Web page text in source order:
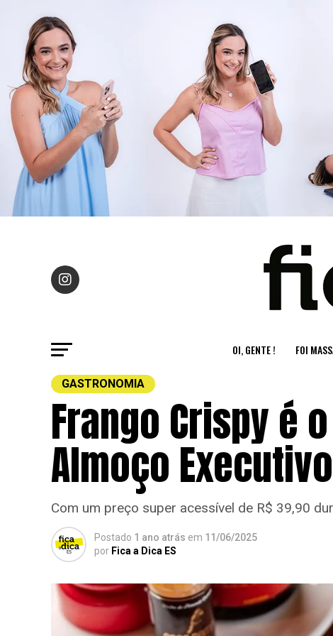
OI, GENTE ! FOI
GASTRONOMIA
Frango Crispy é
Almoço
Com um preço super acessível de R$ 39,90
Postado 1 ano atrás em 11/06/2025
por Fica a Dica ES